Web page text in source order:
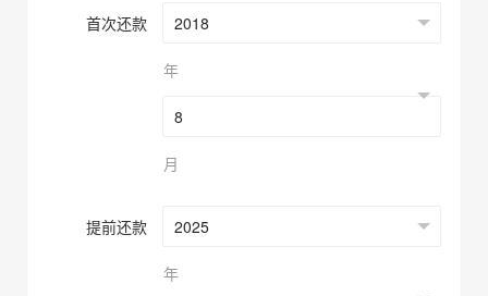
首次还款
年
月
提前还款
年